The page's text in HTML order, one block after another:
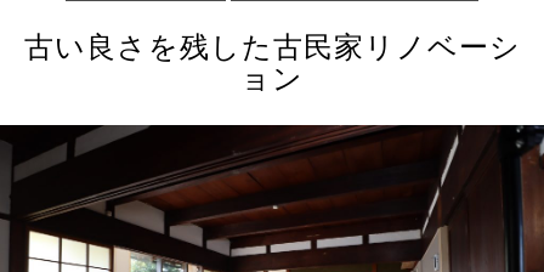
古い良さを残した古民家リノベーシ
ョン